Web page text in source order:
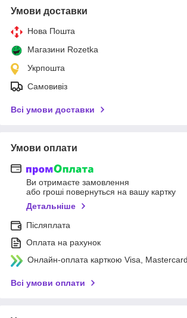
Умови доставки
Нова Пошта
Магазини Rozetka
Укрпошта
Самовивіз
Всі умови доставки
Умови оплати
Ви отримаєте замовлення
або гроші повернуться на вашу картку
Детальніше
Післяплата
Оплата на рахунок
Онлайн-оплата карткою Visa,
Всі умови оплати